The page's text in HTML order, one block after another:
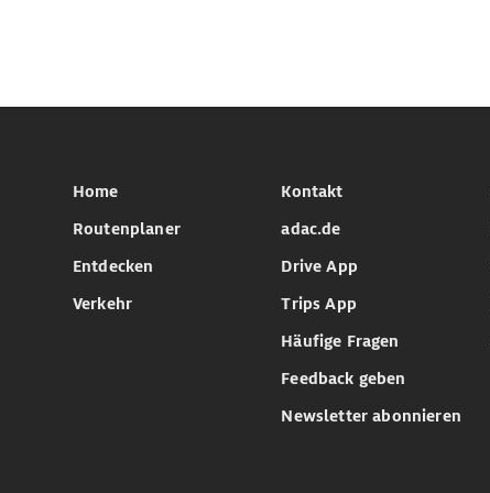
Home
Routenplaner
Entdecken
Verkehr
Kontakt
adac.de
Drive App
Trips App
Häufige Fragen
Feedback geben
Newsletter abonnieren